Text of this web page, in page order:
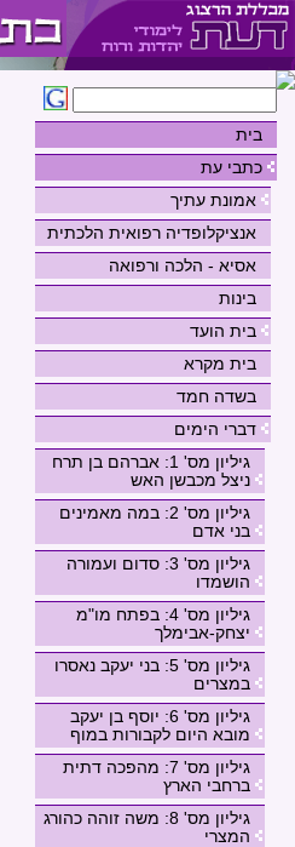
בית
כתבי עת
אמונת עתיך
אנציקלופדיה רפואית הלכתית
אסיא - הלכה ורפואה
בינות
בית הועד
בית מקרא
בשדה חמד
דברי הימים
גיליון מס' 1: אברהם בן תרח
ניצל מכבשן האש
גיליון מס' 2: במה מאמינים
בני אדם
גיליון מס' 3: סדום ועמורה
הושמדו
גיליון מס' 4: בפתח מו"מ
יצחק-אבימלך
גיליון מס' 5: בני יעקב נאסרו
במצרים
גיליון מס' 6: יוסף בן יעקב
מובא היום לקבורות במוף
גיליון מס' 7: מהפכה דתית
ברחבי הארץ
גיליון מס' 8: משה זוהה כהורג
המצרי